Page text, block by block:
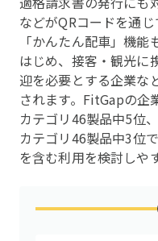
などがQRコードを通
「かんたん配車」機
はじめ、接客・観光に
迎を必要とする企業な
されます。FitGapの企
カテゴリ46製品中5位
カテゴリ46製品中3位
を含む利用を検討しや